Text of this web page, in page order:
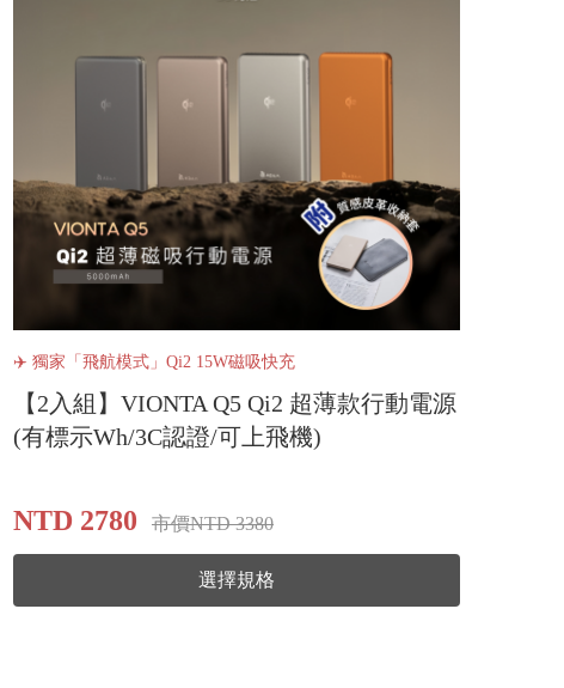
✈️ 獨家「飛航模式」Qi2 15W磁吸快充
【2入組】VIONTA Q5 Qi2 超薄款行動電源
(有標示Wh/3C認證/可上飛機)
NTD 2780 市價NTD 3380
選擇規格